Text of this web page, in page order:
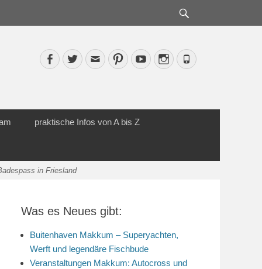
Facebook
TwitterEmailPinterestYouTubeInstagram
Phone
praktische Infos von A bis Z
in Friesland
Was es Neues gibt:
Buitenhaven Makkum – Superyachten,
Werft und legendäre Fischbude
Veranstaltungen Makkum: Autocross und